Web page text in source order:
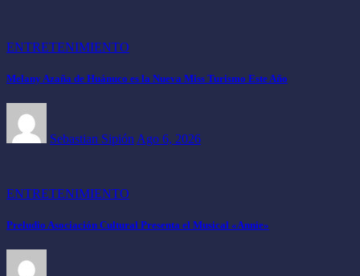
ENTRETENIMIENTO
Melany Azaña de Huánuco es la Nueva Miss Turismo Este Año
Sebastian Sipión Ago 6, 2026
ENTRETENIMIENTO
Preludio Asociación Cultural Presenta el Musical «Annie»